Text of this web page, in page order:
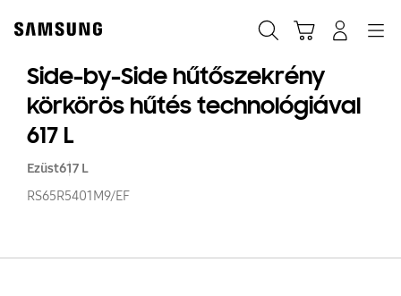
content
Side-by-Side hűtőszekrény
körkörös hűtés technológiával
617 L
Ezüst617 L
RS65R5401M9/EF